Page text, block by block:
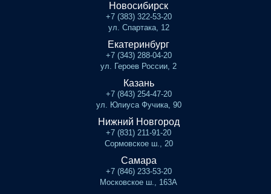
Новосибирск
+7 (383) 322-53-20
ул. Спартака, 12
Екатеринбург
+7 (343) 288-04-20
ул. Героев России, 2
Казань
+7 (843) 254-47-20
ул. Юлиуса Фучика, 90
Нижний Новгород
+7 (831) 211-91-20
Сормовское ш., 20
Самара
+7 (846) 233-53-20
Московское ш., 163А